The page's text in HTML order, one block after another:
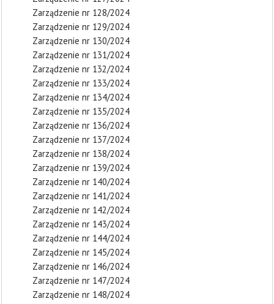
Zarządzenie nr 128/2024
Zarządzenie nr 129/2024
Zarządzenie nr 130/2024
Zarządzenie nr 131/2024
Zarządzenie nr 132/2024
Zarządzenie nr 133/2024
Zarządzenie nr 134/2024
Zarządzenie nr 135/2024
Zarządzenie nr 136/2024
Zarządzenie nr 137/2024
Zarządzenie nr 138/2024
Zarządzenie nr 139/2024
Zarządzenie nr 140/2024
Zarządzenie nr 141/2024
Zarządzenie nr 142/2024
Zarządzenie nr 143/2024
Zarządzenie nr 144/2024
Zarządzenie nr 145/2024
Zarządzenie nr 146/2024
Zarządzenie nr 147/2024
Zarządzenie nr 148/2024